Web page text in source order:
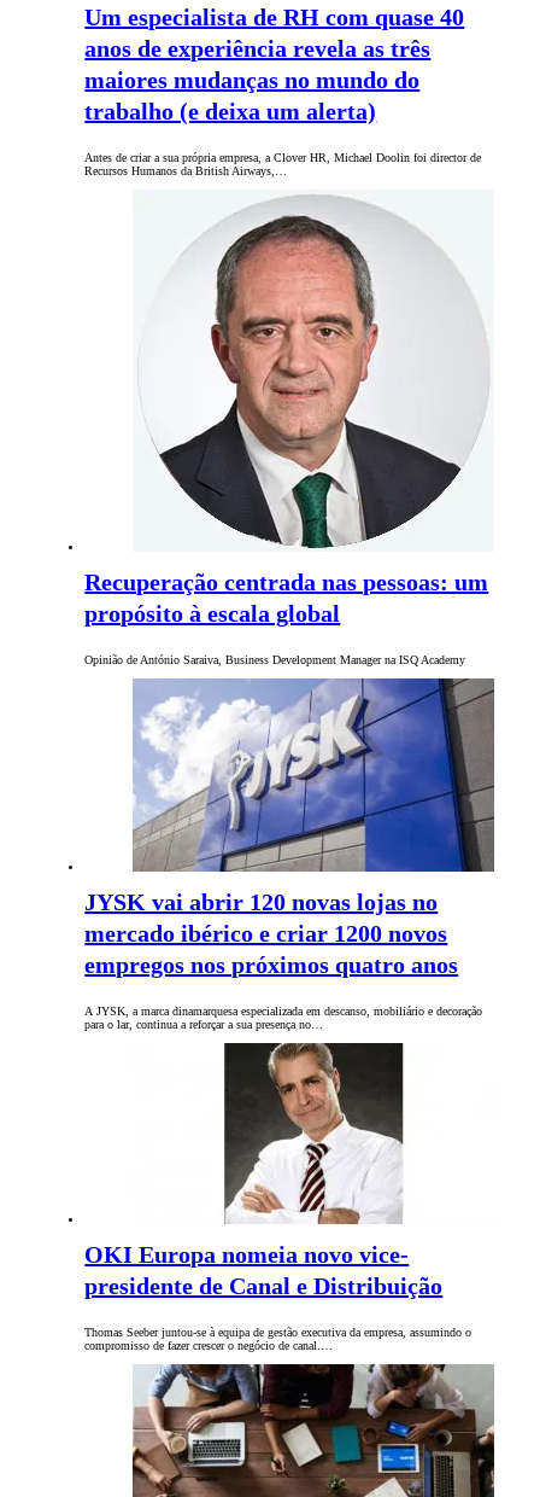
Um especialista de RH com quase 40
anos de experiência revela as três
maiores mudanças no mundo do
trabalho (e deixa um alerta)
Antes de criar a sua própria empresa, a Clover HR, Michael Doolin foi director de
Recursos Humanos da British Airways,…
Recuperação centrada nas pessoas: um
propósito à escala global
Opinião de António Saraiva, Business Development Manager na ISQ Academy
JYSK vai abrir 120 novas lojas no
mercado ibérico e criar 1200 novos
empregos nos próximos quatro anos
A JYSK, a marca dinamarquesa especializada em descanso, mobiliário e decoração
para o lar, continua a reforçar a sua presença no…
OKI Europa nomeia novo vice-
presidente de Canal e Distribuição
Thomas Seeber juntou-se à equipa de gestão executiva da empresa, assumindo o
compromisso de fazer crescer o negócio de canal.…